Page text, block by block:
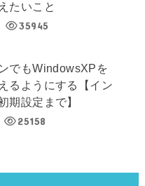
たいこと
35945
でもWindowsXPを
るようにする【イン
期設定まで】
25158